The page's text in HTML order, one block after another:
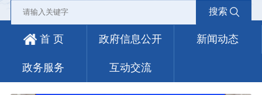
搜索
首 页 政府信息公开 新闻动态
政务服务 互动交流